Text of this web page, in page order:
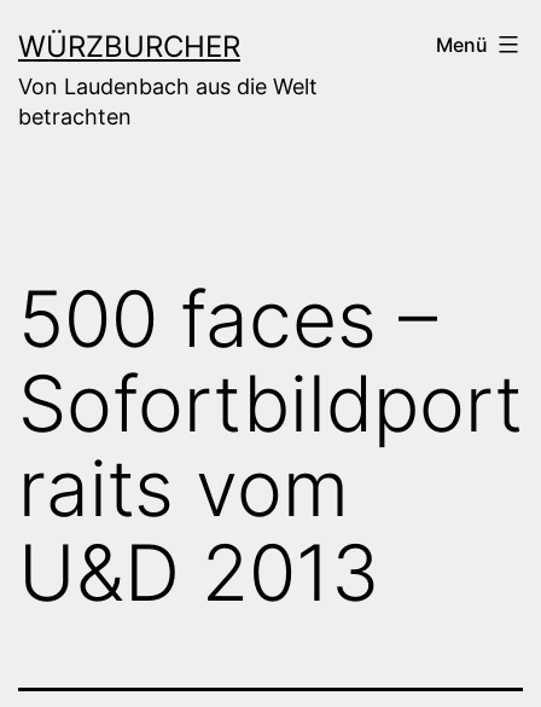
Inhalt
springen
WÜRZBURCHER
Von Laudenbach aus die Welt
betrachten
Menü
500 faces –
Sofortbildport
raits vom
U&D 2013